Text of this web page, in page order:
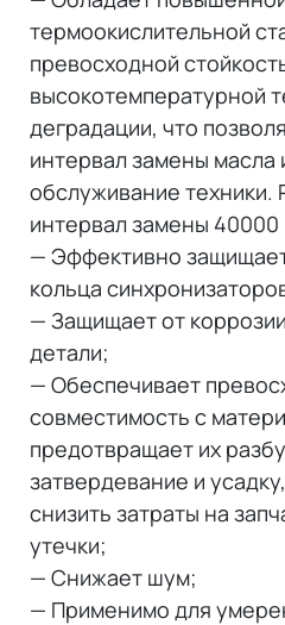
термоокислительной
превосходной
высокотемпературной
деградации, что
интервал замены масла
обслуживание
интервал замены 40000
— Эффективно
кольца
— Защищает от
детали;
— Обеспечивает
совместимость с
предотвращает их
затвердевание и
снизить затраты на
утечки;
— Снижает шум;
— Применимо для